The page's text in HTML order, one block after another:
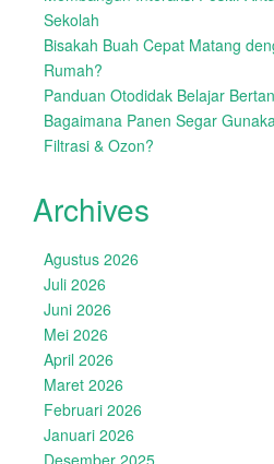
Sekolah
Bisakah Buah Cepat Matang
Rumah?
Panduan Otodidak Belajar
Bagaimana Panen Segar
Filtrasi & Ozon?
Archives
Agustus 2026
Juli 2026
Juni 2026
Mei 2026
April 2026
Maret 2026
Februari 2026
Januari 2026
Desember 2025